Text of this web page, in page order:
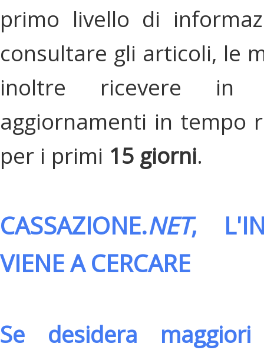
primo livello di
consultare gli articoli, le
inoltre ricevere in
aggiornamenti in tempo
per i primi 15 giorni.
CASSAZIONE.NET,
VIENE A CERCARE
Se desidera